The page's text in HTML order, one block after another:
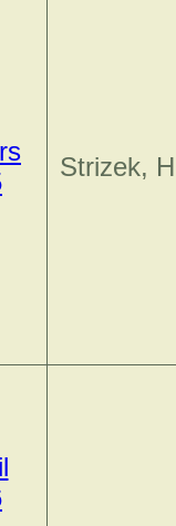
Strizek,